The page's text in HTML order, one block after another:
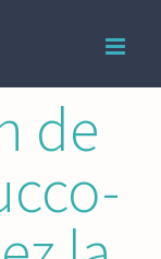
de